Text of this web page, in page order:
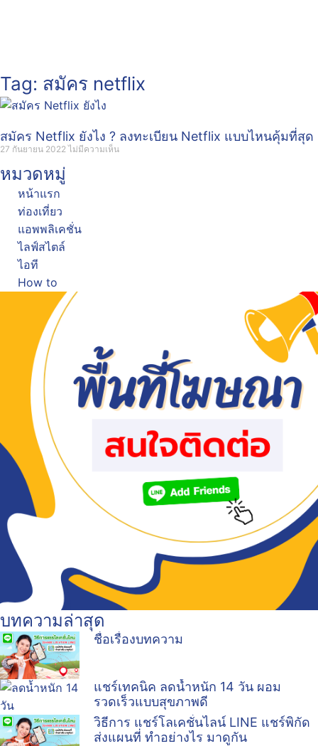
Tag: สมัคร netflix
สมัคร Netflix ยังไง ? ลงทะเบียน Netflix แบบไหนคุ้มที่สุด
27 กันยายน 2022ไม่มีความเห็น
หมวดหมู่
หน้าแรก
ท่องเที่ยว
แอพพลิเคชั่น
ไลฟ์สไตล์
ไอที
How to
บทความล่าสุด
ชื่อเรื่องบทความ
แชร์เทคนิค ลดน้ำหนัก 14 วัน ผอม
รวดเร็วแบบสุขภาพดี
วิธีการ แชร์โลเคชั่นไลน์ LINE แชร์พิกัด
ส่งแผนที่ ทำอย่างไร มาดูกัน